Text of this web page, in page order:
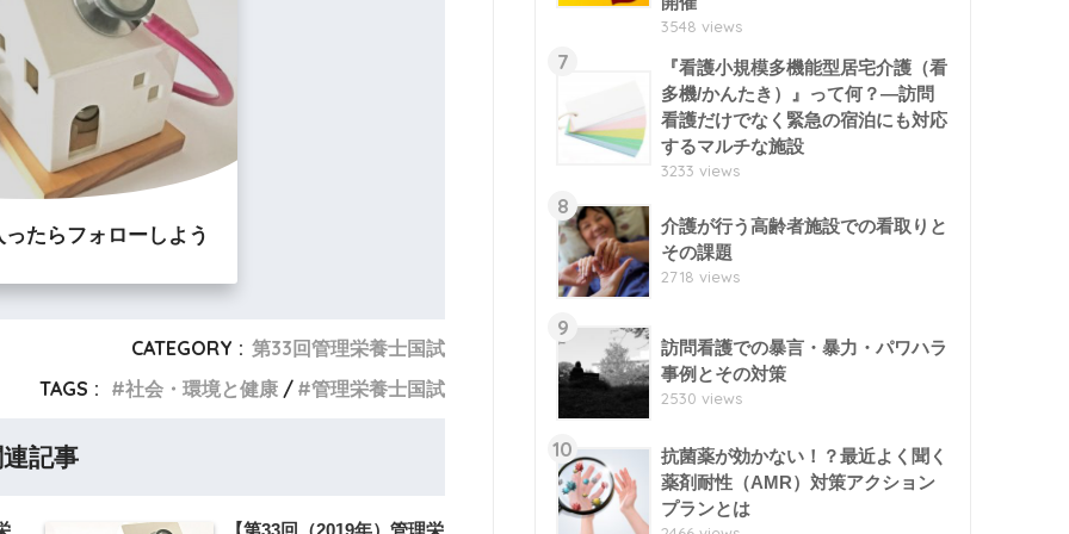
たらフォローしよう
CATEGORY : 第33回管理栄養士国試
TAGS :
社会・環境と健康 管理栄養士国試
記事
【第33回（2019年）管理栄
3548 views
7
『看護小規模多機能型居宅介護（看
多機/かんたき）』って何？―訪問
看護だけでなく緊急の宿泊にも対応
するマルチな施設
3233 views
8
介護が行う高齢者施設での看取りと
その課題
2718 views
9
訪問看護での暴言・暴力・パワハラ
事例とその対策
2530 views
10
抗菌薬が効かない！？最近よく聞く
薬剤耐性（AMR）対策アクション
プランとは